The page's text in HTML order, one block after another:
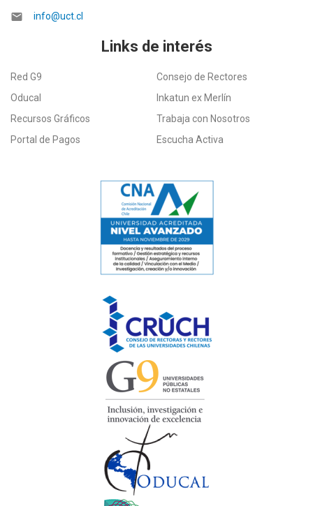
email info@uct.cl
Links de interés
Red G9
Consejo de Rectores
Oducal
Inkatun ex Merlín
Recursos Gráficos
Trabaja con Nosotros
Portal de Pagos
Escucha Activa